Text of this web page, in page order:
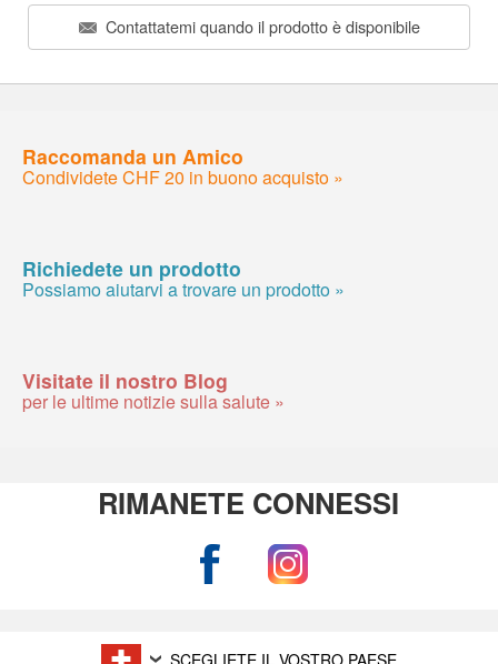
Contattatemi quando il prodotto è disponibile
Raccomanda un Amico
Condividete CHF 20 in buono acquisto »
Richiedete un prodotto
Possiamo aiutarvi a trovare un prodotto »
Visitate il nostro Blog
per le ultime notizie sulla salute »
RIMANETE CONNESSI
SCEGLIETE IL VOSTRO PAESE